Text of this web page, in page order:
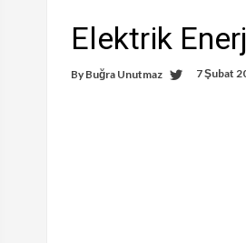
Elektrik
By Buğra Unutmaz 7 Şubat